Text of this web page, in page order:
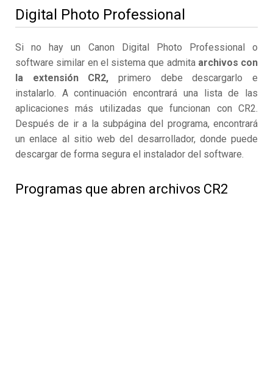
Digital Photo Professional
Si no hay un Canon Digital Photo Professional o
software similar en el sistema que admita archivos con
la extensión CR2, primero debe descargarlo e
instalarlo. A continuación encontrará una lista de las
aplicaciones más utilizadas que funcionan con CR2.
Después de ir a la subpágina del programa, encontrará
un enlace al sitio web del desarrollador, donde puede
descargar de forma segura el instalador del software.
Programas que abren archivos CR2